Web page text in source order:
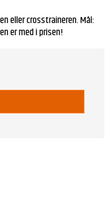
eller crosstraineren. Mål:
er med i prisen!